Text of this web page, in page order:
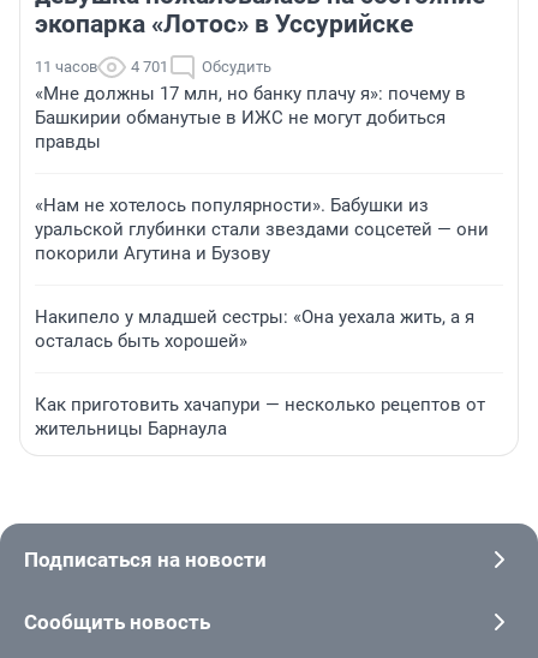
экопарка «Лотос» в Уссурийске
11 часов 4 701 Обсудить
«Мне должны 17 млн, но банку плачу я»: почему в
Башкирии обманутые в ИЖС не могут добиться
правды
«Нам не хотелось популярности». Бабушки из
уральской глубинки стали звездами соцсетей — они
покорили Агутина и Бузову
Накипело у младшей сестры: «Она уехала жить, а я
осталась быть хорошей»
Как приготовить хачапури — несколько рецептов от
жительницы Барнаула
Подписаться на новости
Сообщить новость